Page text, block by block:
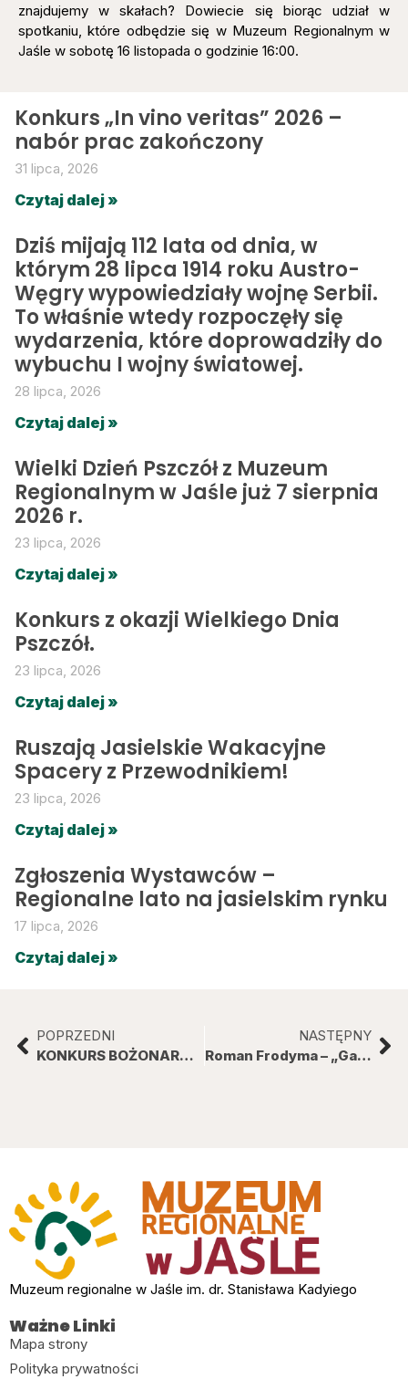
znajdujemy w skałach? Dowiecie się biorąc udział w
spotkaniu, które odbędzie się w Muzeum Regionalnym w
Jaśle w sobotę 16 listopada o godzinie 16:00.
Konkurs „In vino veritas” 2026 –
nabór prac zakończony
31 lipca, 2026
Czytaj dalej »
Dziś mijają 112 lata od dnia, w
którym 28 lipca 1914 roku Austro-
Węgry wypowiedziały wojnę Serbii.
To właśnie wtedy rozpoczęły się
wydarzenia, które doprowadziły do
wybuchu I wojny światowej.
28 lipca, 2026
Czytaj dalej »
Wielki Dzień Pszczół z Muzeum
Regionalnym w Jaśle już 7 sierpnia
2026 r.
23 lipca, 2026
Czytaj dalej »
Konkurs z okazji Wielkiego Dnia
Pszczół.
23 lipca, 2026
Czytaj dalej »
Ruszają Jasielskie Wakacyjne
Spacery z Przewodnikiem!
23 lipca, 2026
Czytaj dalej »
Zgłoszenia Wystawców –
Regionalne lato na jasielskim rynku
17 lipca, 2026
Czytaj dalej »
POPRZEDNI
KONKURS BOŻONARODZENIOWY 2019
NASTĘPNY
Roman Frodyma – „Gawęda o zachodnio-galicyjskich cmentarzach wojskowych z lat 1914 – 1918”.
Muzeum regionalne w Jaśle im. dr. Stanisława Kadyiego
Ważne Linki
Mapa strony
Polityka prywatności